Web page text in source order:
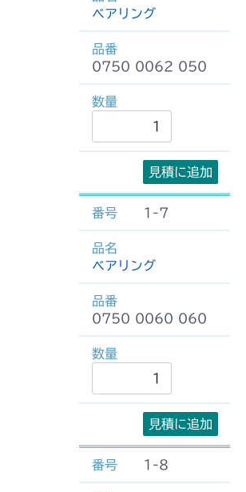
ベアリング
0750 0062 050
見積に追加
1-7
ベアリング
0750 0060 060
見積に追加
1-8